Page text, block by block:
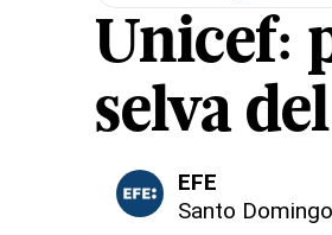
Unicef:
selva
EFE
Santo Domingo